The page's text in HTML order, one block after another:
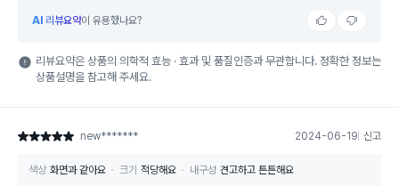
AI 리뷰요약이 유용했나요?
리뷰요약은 상품의 의학적 효능 · 효과 및 품질인증과 무관합니다. 정확한 정보는
상품설명을 참고해 주세요.
별점 5점 new******* 2024-06-19 신고
색상 화면과 같아요 크기 적당해요 내구성 견고하고 튼튼해요